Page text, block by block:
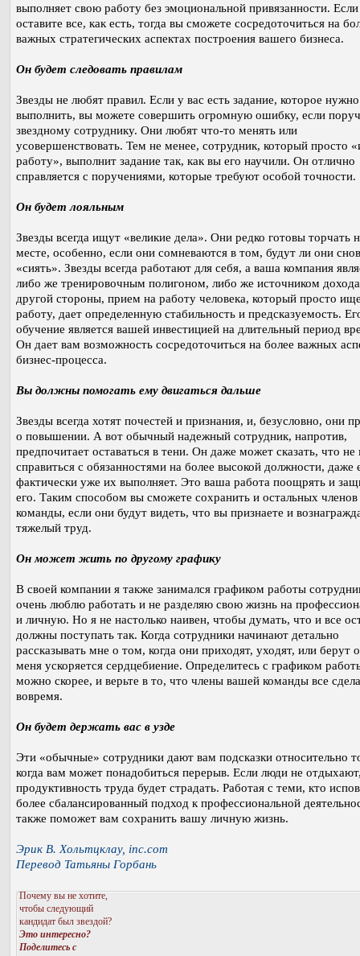
выполняет свою работу без эмоциональной привязанности.
оставите все, как есть, тогда вы сможете сосредоточиться на
важных стратегических аспектах построения вашего бизнеса.
Он будет следовать правилам
Звезды не любят правил. Если у вас есть задание, которое нужно
выполнить, вы можете совершить огромную ошибку, если
звездному сотруднику. Они любят что-то менять или
усовершенствовать. Тем не менее, сотрудник, который просто
работу», выполнит задание так, как вы его научили. Он отлично
справляется с поручениями, которые требуют особой точности.
Он будет лояльным
Звезды всегда ищут «великие дела». Они редко готовы торчать
месте, особенно, если они сомневаются в том, будут ли они
«сиять». Звезды всегда работают для себя, а ваша компания
либо же тренировочным полигоном, либо же источником
другой стороны, прием на работу человека, который просто
работу, дает определенную стабильность и предсказуемость.
обучение является вашей инвестицией на длительный период
Он дает вам возможность сосредоточиться на более важных
бизнес-процесса.
Вы должны помогать ему двигаться дальше
Звезды всегда хотят почестей и признания, и, безусловно, они
о повышении. А вот обычный надежный сотрудник, напротив,
предпочитает оставаться в тени. Он даже может сказать, что
справиться с обязанностями на более высокой должности, даже
фактически уже их выполняет. Это ваша работа поощрять и
его. Таким способом вы сможете сохранить и остальных
команды, если они будут видеть, что вы признаете и
тяжелый труд.
Он может жить по другому графику
В своей компании я также занимался графиком работы
очень люблю работать и не разделяю свою жизнь на
и личную. Но я не настолько наивен, чтобы думать, что и все
должны поступать так. Когда сотрудники начинают детально
рассказывать мне о том, когда они приходят, уходят, или берут
меня ускоряется сердцебиение. Определитесь с графиком
можно скорее, и верьте в то, что члены вашей команды все
вовремя.
Он будет держать вас в узде
Эти «обычные» сотрудники дают вам подсказки относительно
когда вам может понадобиться перерыв. Если люди не
продуктивность труда будет страдать. Работая с теми, кто
более сбалансированный подход к профессиональной
также поможет вам сохранить вашу личную жизнь.
Эрик В. Хольтцклау, inc.com
Перевод Татьяны Горбань
Почему вы не хотите,
чтобы следующий
кандидат был звездой?
Это интересно?
Поделитесь с